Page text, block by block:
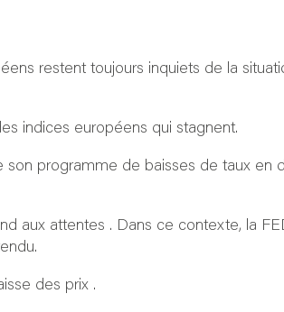
restent toujours inquiets de la
indices européens qui stagnent.
programme de baisses de taux en
aux attentes . Dans ce contexte, la
des prix .